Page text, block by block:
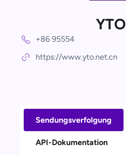
YTO
+86 95554
https://www.yto.net.cn
Sendungsverfolgung
API-Dokumentation